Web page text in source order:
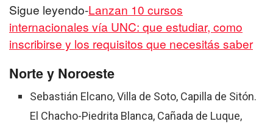
Sigue leyendo-Lanzan 10 cursos
internacionales vía UNC: que estudiar, como
inscribirse y los requisitos que necesitás saber
Norte y Noroeste
Sebastián Elcano, Villa de Soto, Capilla de Sitón.
El Chacho-Piedrita Blanca, Cañada de Luque,